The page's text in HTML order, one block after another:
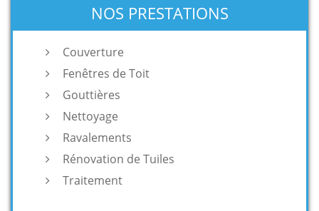
NOS PRESTATIONS
Couverture
Fenêtres de Toit
Gouttières
Nettoyage
Ravalements
Rénovation de Tuiles
Traitement